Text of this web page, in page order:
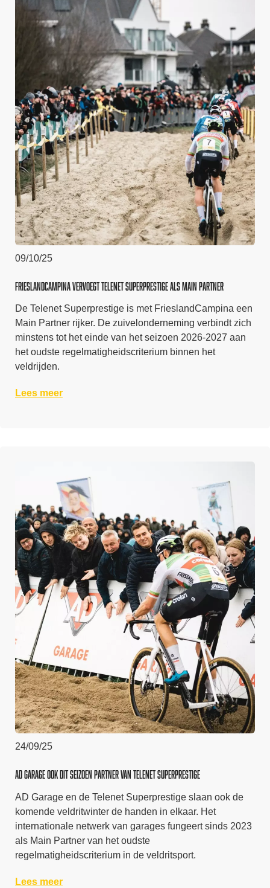
09/10/25
FrieslandCampina vervoegt Telenet Superprestige als Main Partner
De Telenet Superprestige is met FrieslandCampina een
Main Partner rijker. De zuivelonderneming verbindt zich
minstens tot het einde van het seizoen 2026-2027 aan
het oudste regelmatigheidscriterium binnen het
veldrijden.
Lees meer
24/09/25
AD Garage ook dit seizoen partner van Telenet Superprestige
AD Garage en de Telenet Superprestige slaan ook de
komende veldritwinter de handen in elkaar. Het
internationale netwerk van garages fungeert sinds 2023
als Main Partner van het oudste
regelmatigheidscriterium in de veldritsport.
Lees meer